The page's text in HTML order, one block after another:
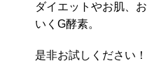
ダイエットやお肌、
いくG酵素。
是非お試しください！